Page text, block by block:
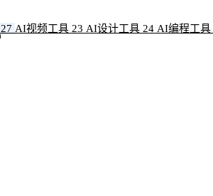
27 AI视频工具 23 AI设计工具 24 AI编程工具